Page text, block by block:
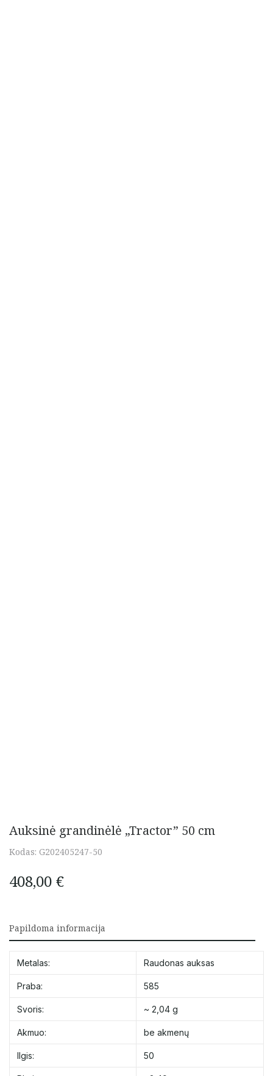
Auksinė grandinėlė „Tractor” 50 cm
Kodas: G202405247-50
408,00 €
Papildoma informacija
Metalas: Raudonas auksas
Praba: 585
Svoris: ~ 2,04 g
Akmuo: be akmenų
Ilgis: 50